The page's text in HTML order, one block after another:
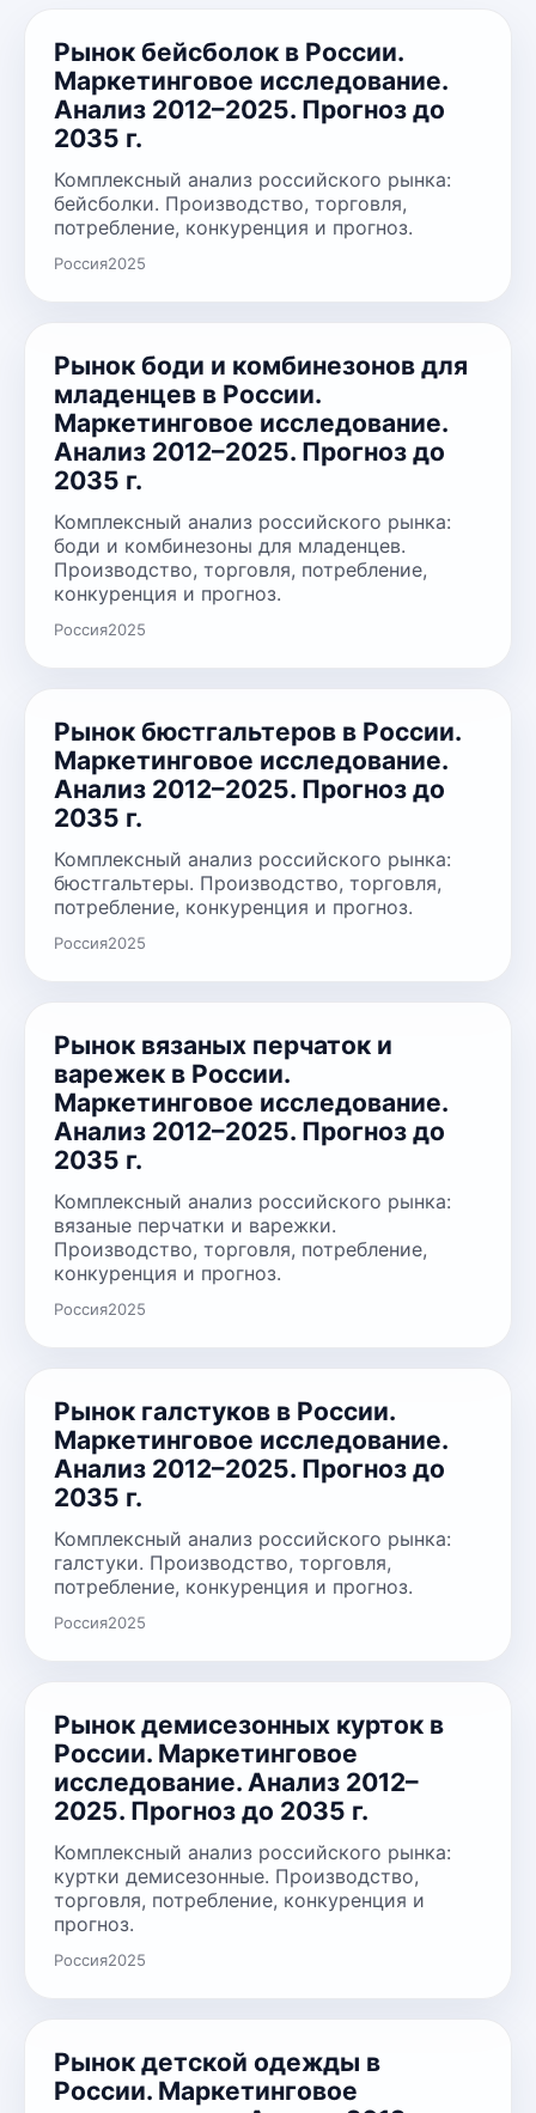
Рынок бейсболок в России.
Маркетинговое исследование.
Анализ 2012–2025. Прогноз до
2035 г.
Комплексный анализ российского рынка:
бейсболки. Производство, торговля,
потребление, конкуренция и прогноз.
Россия2025
Рынок боди и комбинезонов для
младенцев в России.
Маркетинговое исследование.
Анализ 2012–2025. Прогноз до
2035 г.
Комплексный анализ российского рынка:
боди и комбинезоны для младенцев.
Производство, торговля, потребление,
конкуренция и прогноз.
Россия2025
Рынок бюстгальтеров в России.
Маркетинговое исследование.
Анализ 2012–2025. Прогноз до
2035 г.
Комплексный анализ российского рынка:
бюстгальтеры. Производство, торговля,
потребление, конкуренция и прогноз.
Россия2025
Рынок вязаных перчаток и
варежек в России.
Маркетинговое исследование.
Анализ 2012–2025. Прогноз до
2035 г.
Комплексный анализ российского рынка:
вязаные перчатки и варежки.
Производство, торговля, потребление,
конкуренция и прогноз.
Россия2025
Рынок галстуков в России.
Маркетинговое исследование.
Анализ 2012–2025. Прогноз до
2035 г.
Комплексный анализ российского рынка:
галстуки. Производство, торговля,
потребление, конкуренция и прогноз.
Россия2025
Рынок демисезонных курток в
России. Маркетинговое
исследование. Анализ 2012–
2025. Прогноз до 2035 г.
Комплексный анализ российского рынка:
куртки демисезонные. Производство,
торговля, потребление, конкуренция и
прогноз.
Россия2025
Рынок детской одежды в
России. Маркетинговое